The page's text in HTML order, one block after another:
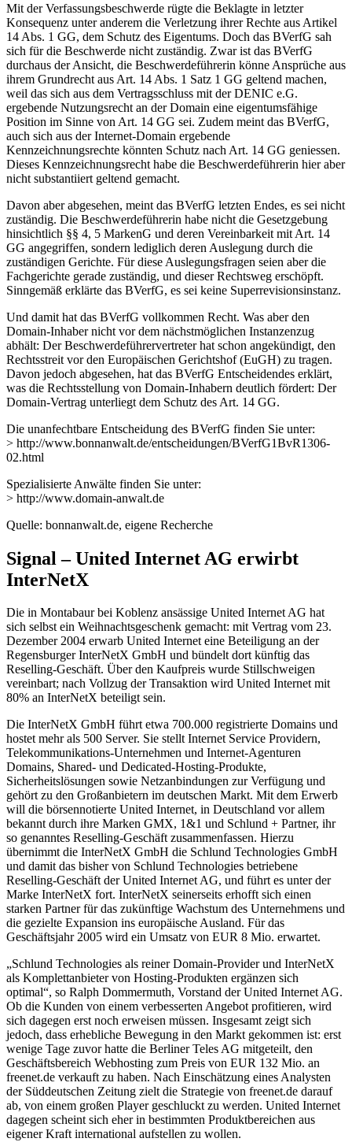
Mit der Verfassungsbeschwerde rügte die Beklagte in letzter
Konsequenz unter anderem die Verletzung ihrer Rechte aus Artikel
14 Abs. 1 GG, dem Schutz des Eigentums. Doch das BVerfG sah
sich für die Beschwerde nicht zuständig. Zwar ist das BVerfG
durchaus der Ansicht, die Beschwerdeführerin könne Ansprüche aus
ihrem Grundrecht aus Art. 14 Abs. 1 Satz 1 GG geltend machen,
weil das sich aus dem Vertragsschluss mit der DENIC e.G.
ergebende Nutzungsrecht an der Domain eine eigentumsfähige
Position im Sinne von Art. 14 GG sei. Zudem meint das BVerfG,
auch sich aus der Internet-Domain ergebende
Kennzeichnungsrechte könnten Schutz nach Art. 14 GG geniessen.
Dieses Kennzeichnungsrecht habe die Beschwerdeführerin hier aber
nicht substantiiert geltend gemacht.
Davon aber abgesehen, meint das BVerfG letzten Endes, es sei nicht
zuständig. Die Beschwerdeführerin habe nicht die Gesetzgebung
hinsichtlich §§ 4, 5 MarkenG und deren Vereinbarkeit mit Art. 14
GG angegriffen, sondern lediglich deren Auslegung durch die
zuständigen Gerichte. Für diese Auslegungsfragen seien aber die
Fachgerichte gerade zuständig, und dieser Rechtsweg erschöpft.
Sinngemäß erklärte das BVerfG, es sei keine Superrevisionsinstanz.
Und damit hat das BVerfG vollkommen Recht. Was aber den
Domain-Inhaber nicht vor dem nächstmöglichen Instanzenzug
abhält: Der Beschwerdeführervertreter hat schon angekündigt, den
Rechtsstreit vor den Europäischen Gerichtshof (EuGH) zu tragen.
Davon jedoch abgesehen, hat das BVerfG Entscheidendes erklärt,
was die Rechtsstellung von Domain-Inhabern deutlich fördert: Der
Domain-Vertrag unterliegt dem Schutz des Art. 14 GG.
Die unanfechtbare Entscheidung des BVerfG finden Sie unter:
> http://www.bonnanwalt.de/entscheidungen/BVerfG1BvR1306-
02.html
Spezialisierte Anwälte finden Sie unter:
> http://www.domain-anwalt.de
Quelle: bonnanwalt.de, eigene Recherche
Signal – United Internet AG erwirbt
InterNetX
Die in Montabaur bei Koblenz ansässige United Internet AG hat
sich selbst ein Weihnachtsgeschenk gemacht: mit Vertrag vom 23.
Dezember 2004 erwarb United Internet eine Beteiligung an der
Regensburger InterNetX GmbH und bündelt dort künftig das
Reselling-Geschäft. Über den Kaufpreis wurde Stillschweigen
vereinbart; nach Vollzug der Transaktion wird United Internet mit
80% an InterNetX beteiligt sein.
Die InterNetX GmbH führt etwa 700.000 registrierte Domains und
hostet mehr als 500 Server. Sie stellt Internet Service Providern,
Telekommunikations-Unternehmen und Internet-Agenturen
Domains, Shared- und Dedicated-Hosting-Produkte,
Sicherheitslösungen sowie Netzanbindungen zur Verfügung und
gehört zu den Großanbietern im deutschen Markt. Mit dem Erwerb
will die börsennotierte United Internet, in Deutschland vor allem
bekannt durch ihre Marken GMX, 1&1 und Schlund + Partner, ihr
so genanntes Reselling-Geschäft zusammenfassen. Hierzu
übernimmt die InterNetX GmbH die Schlund Technologies GmbH
und damit das bisher von Schlund Technologies betriebene
Reselling-Geschäft der United Internet AG, und führt es unter der
Marke InterNetX fort. InterNetX seinerseits erhofft sich einen
starken Partner für das zukünftige Wachstum des Unternehmens und
die gezielte Expansion ins europäische Ausland. Für das
Geschäftsjahr 2005 wird ein Umsatz von EUR 8 Mio. erwartet.
„Schlund Technologies als reiner Domain-Provider und InterNetX
als Komplettanbieter von Hosting-Produkten ergänzen sich
optimal“, so Ralph Dommermuth, Vorstand der United Internet AG.
Ob die Kunden von einem verbesserten Angebot profitieren, wird
sich dagegen erst noch erweisen müssen. Insgesamt zeigt sich
jedoch, dass erhebliche Bewegung in den Markt gekommen ist: erst
wenige Tage zuvor hatte die Berliner Teles AG mitgeteilt, den
Geschäftsbereich Webhosting zum Preis von EUR 132 Mio. an
freenet.de verkauft zu haben. Nach Einschätzung eines Analysten
der Süddeutschen Zeitung zielt die Strategie von freenet.de darauf
ab, von einem großen Player geschluckt zu werden. United Internet
dagegen scheint sich eher in bestimmten Produktbereichen aus
eigener Kraft international aufstellen zu wollen.